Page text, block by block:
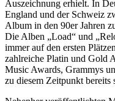
Auszeichnung erhielt. In
England und der Schweiz
Album in den 90er Jahren
Die Alben „Load“ und
immer auf den ersten
zahlreiche Platin und Gold
Music Awards, Grammys
zu diesem Zeitpunkt bereits